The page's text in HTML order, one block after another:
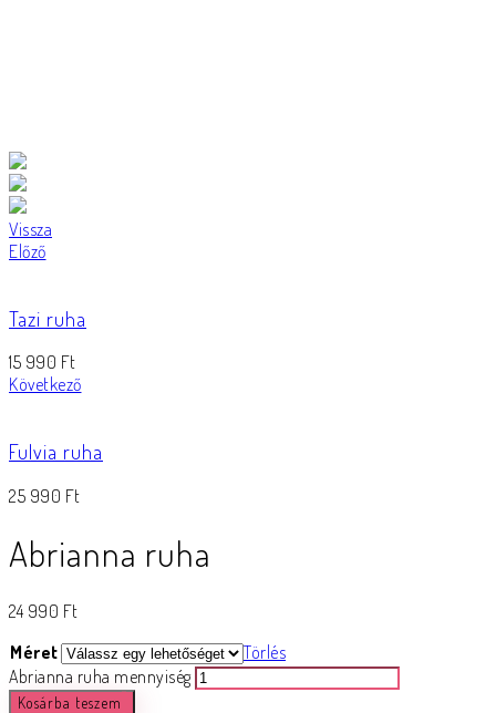
Vissza
Előző
Tazi ruha
15 990 Ft
Következő
Fulvia ruha
25 990 Ft
Abrianna ruha
24 990 Ft
Méret
Törlés
Abrianna ruha mennyiség
Kosárba teszem